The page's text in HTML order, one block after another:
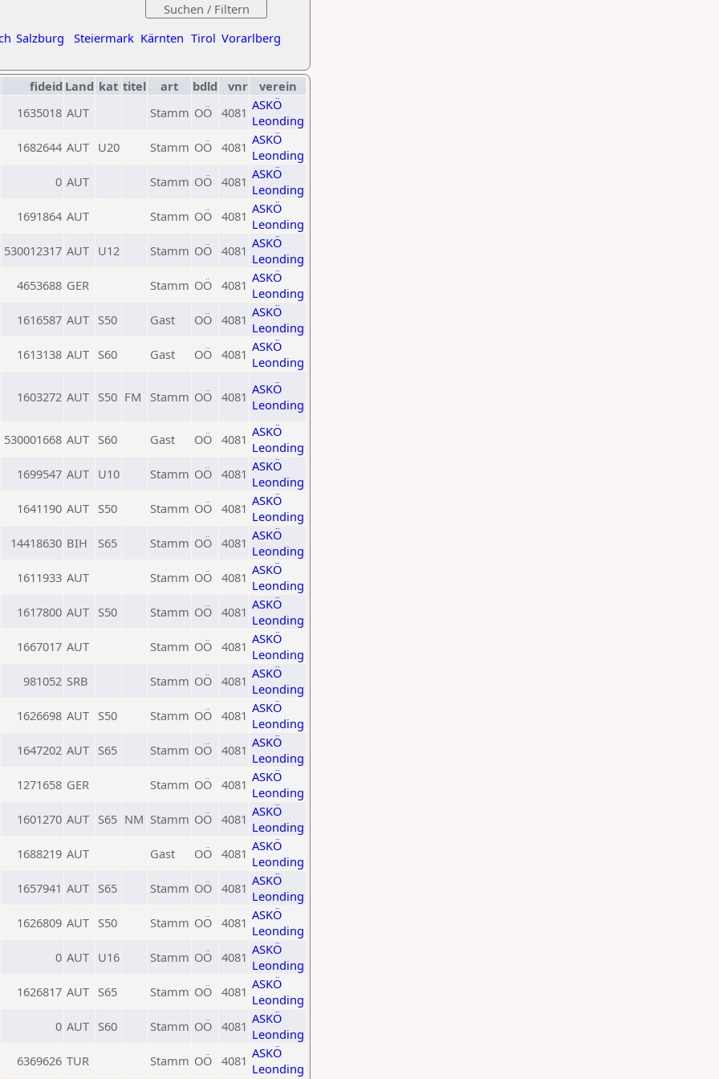
Salzburg Steiermark Kärnten Tirol Vorarlberg
fideid Land kat titel art bdld vnr
verein
1635018 AUT Stamm OÖ 4081 ASKÖ
Leonding
1682644 AUT U20 Stamm OÖ 4081 ASKÖ
Leonding
0 AUT Stamm OÖ 4081 ASKÖ
Leonding
1691864 AUT Stamm OÖ 4081 ASKÖ
Leonding
530012317 AUT U12 Stamm OÖ 4081 ASKÖ
Leonding
4653688 GER Stamm OÖ 4081 ASKÖ
Leonding
1616587 AUT S50 Gast OÖ 4081 ASKÖ
Leonding
1613138 AUT S60 Gast OÖ 4081 ASKÖ
Leonding
1603272 AUT S50 FM Stamm OÖ 4081 ASKÖ
Leonding
530001668 AUT S60 Gast OÖ 4081 ASKÖ
Leonding
1699547 AUT U10 Stamm OÖ 4081 ASKÖ
Leonding
1641190 AUT S50 Stamm OÖ 4081 ASKÖ
Leonding
14418630 BIH S65 Stamm OÖ 4081 ASKÖ
Leonding
1611933 AUT Stamm OÖ 4081 ASKÖ
Leonding
1617800 AUT S50 Stamm OÖ 4081 ASKÖ
Leonding
1667017 AUT Stamm OÖ 4081 ASKÖ
Leonding
981052 SRB Stamm OÖ 4081 ASKÖ
Leonding
1626698 AUT S50 Stamm OÖ 4081 ASKÖ
Leonding
1647202 AUT S65 Stamm OÖ 4081 ASKÖ
Leonding
1271658 GER Stamm OÖ 4081 ASKÖ
Leonding
1601270 AUT S65 NM Stamm OÖ 4081 ASKÖ
Leonding
1688219 AUT Gast OÖ 4081 ASKÖ
Leonding
1657941 AUT S65 Stamm OÖ 4081 ASKÖ
Leonding
1626809 AUT S50 Stamm OÖ 4081 ASKÖ
Leonding
0 AUT U16 Stamm OÖ 4081 ASKÖ
Leonding
1626817 AUT S65 Stamm OÖ 4081 ASKÖ
Leonding
0 AUT S60 Stamm OÖ 4081 ASKÖ
Leonding
6369626 TUR Stamm OÖ 4081 ASKÖ
Leonding